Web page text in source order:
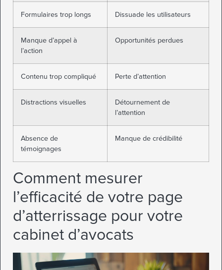
Formulaires trop longs Dissuade les utilisateurs
Manque d’appel à
l’action
Opportunités perdues
Contenu trop compliqué Perte d’attention
Distractions visuelles
Détournement de
l’attention
Absence de
témoignages
Manque de crédibilité
Comment mesurer
l’efficacité de votre page
d’atterrissage pour votre
cabinet d’avocats